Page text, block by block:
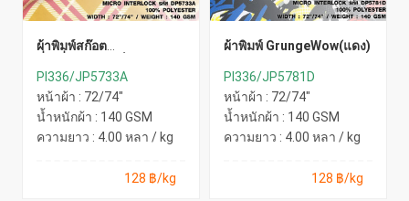
ผ้าพิมพ์สก๊อต
PI336/JP5733A
หน้าผ้า : 72/74"
น้ำหนักผ้า : 140 GSM
ความยาว : 4.00 หลา / kg
128 ฿/kg
ผ้าพิมพ์ GrungeWow(แดง)
PI336/JP5781D
หน้าผ้า : 72/74"
น้ำหนักผ้า : 140 GSM
ความยาว : 4.00 หลา / kg
128 ฿/kg